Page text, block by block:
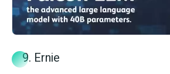
9. Ernie